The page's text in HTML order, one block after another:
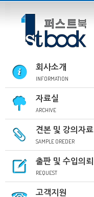
회사소개
INFORMATION
자료실
ARCHIVE
견본 및 강의자료
SAMPLE OREDER
출판 및 수입의뢰
REQUEST
고객지원